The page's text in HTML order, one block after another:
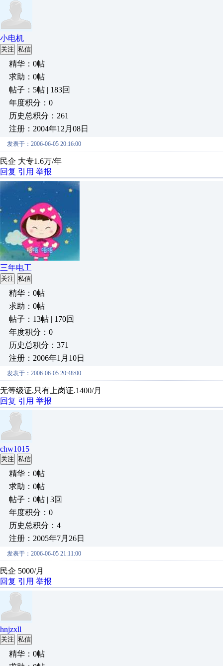
小电机
关注 私信
精华：0帖
求助：0帖
帖子：5帖 | 183回
年度积分：0
历史总积分：261
注册：2004年12月08日
发表于：2006-06-05 20:16:00
民企 大专1.6万/年
回复 引用 举报
三年电工
关注 私信
精华：0帖
求助：0帖
帖子：13帖 | 170回
年度积分：0
历史总积分：371
注册：2006年1月10日
发表于：2006-06-05 20:48:00
无等级证,只有上岗证.1400/月
回复 引用 举报
chw1015
关注 私信
精华：0帖
求助：0帖
帖子：0帖 | 3回
年度积分：0
历史总积分：4
注册：2005年7月26日
发表于：2006-06-05 21:11:00
民企 5000/月
回复 引用 举报
hnjzxll
关注 私信
精华：0帖